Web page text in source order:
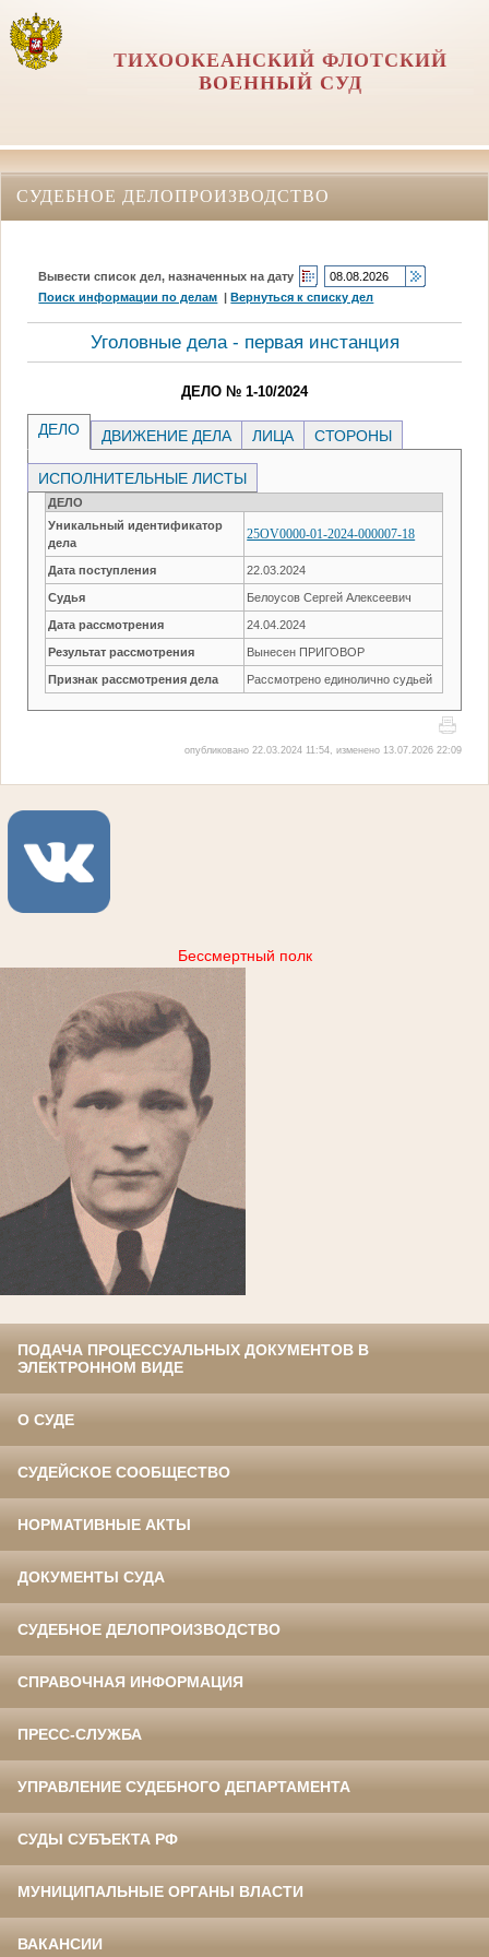
ТИХООКЕАНСКИЙ ФЛОТСКИЙ
ВОЕННЫЙ СУД
СУДЕБНОЕ ДЕЛОПРОИЗВОДСТВО
Вывести список дел, назначенных на дату
Поиск информации по делам |Вернуться к списку дел
Уголовные дела - первая инстанция
ДЕЛО № 1-10/2024
ДЕЛО ДВИЖЕНИЕ ДЕЛА ЛИЦА СТОРОНЫ
ИСПОЛНИТЕЛЬНЫЕ ЛИСТЫ
ДЕЛО
Уникальный идентификатор
дела
25OV0000-01-2024-000007-18
Дата поступления 22.03.2024
Судья Белоусов Сергей Алексеевич
Дата рассмотрения 24.04.2024
Результат рассмотрения Вынесен ПРИГОВОР
Признак рассмотрения дела Рассмотрено единолично судьей
опубликовано 22.03.2024 11:54, изменено 13.07.2026 22:09
Бессмертный полк
ПОДАЧА ПРОЦЕССУАЛЬНЫХ ДОКУМЕНТОВ В
ЭЛЕКТРОННОМ ВИДЕ
О СУДЕ
СУДЕЙСКОЕ СООБЩЕСТВО
НОРМАТИВНЫЕ АКТЫ
ДОКУМЕНТЫ СУДА
СУДЕБНОЕ ДЕЛОПРОИЗВОДСТВО
СПРАВОЧНАЯ ИНФОРМАЦИЯ
ПРЕСС-СЛУЖБА
УПРАВЛЕНИЕ СУДЕБНОГО ДЕПАРТАМЕНТА
СУДЫ СУБЪЕКТА РФ
МУНИЦИПАЛЬНЫЕ ОРГАНЫ ВЛАСТИ
ВАКАНСИИ